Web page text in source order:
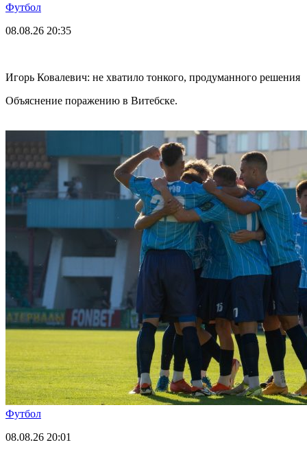
Футбол
08.08.26 20:35
Игорь Ковалевич: не хватило тонкого, продуманного решения
Объяснение поражению в Витебске.
Футбол
08.08.26 20:01